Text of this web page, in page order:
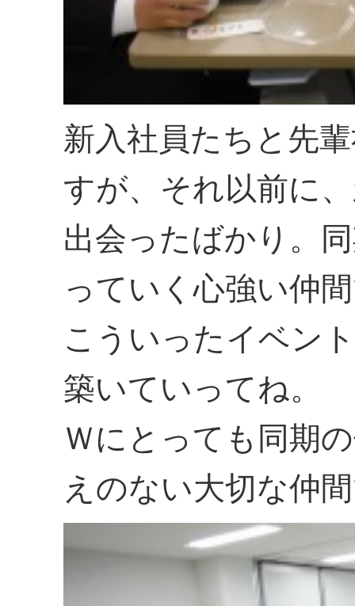
新入社員たちと先
すが、それ以前に
出会ったばかり。
っていく心強い仲
こういったイベン
築いていってね。
Ｗにとっても同期
えのない大切な仲